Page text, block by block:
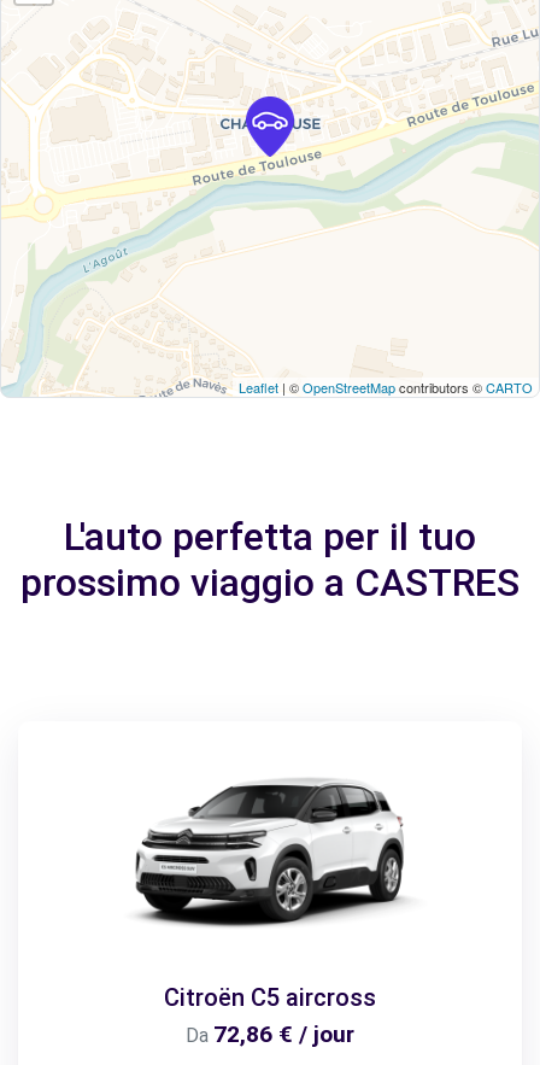
Leaflet | ©OpenStreetMapcontributors ©CARTO
L'auto perfetta per il tuo
prossimo viaggio a CASTRES
Citroën C5 aircross
Da 72,86 € / jour